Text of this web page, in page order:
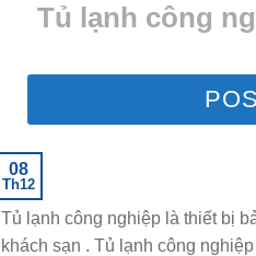
Tủ lạnh công
08
Th12
Tủ lạnh công nghiệp là thiết bị
khách sạn . Tủ lạnh công